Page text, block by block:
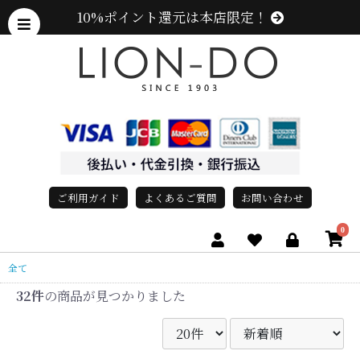
10%ポイント還元は本店限定！
ご利用ガイド よくあるご質問 お問い合わせ
0
全て
32件の商品が見つかりました